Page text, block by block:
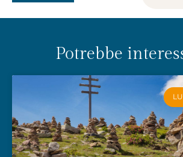
Potrebbe